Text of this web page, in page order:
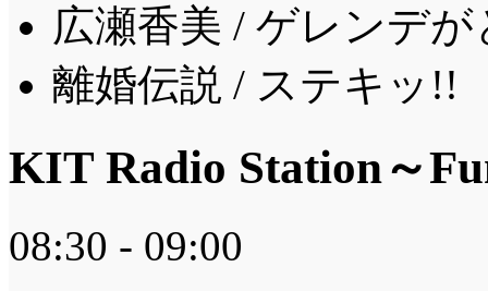
広瀬香美 / ゲレンデ
離婚伝説 / ステキッ!!
KIT Radio Station～
08:30 - 09:00